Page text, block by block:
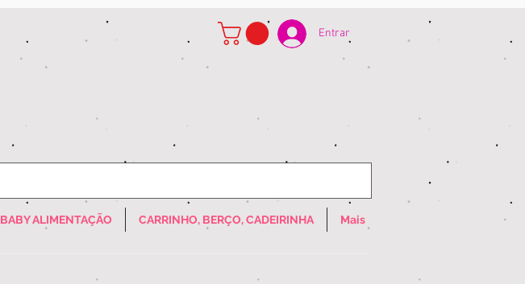
Entrar
BABY ALIMENTAÇÃO CARRINHO, BERÇO, CADEIRINHA Mais